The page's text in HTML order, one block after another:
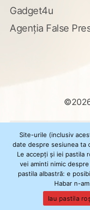
Gadget4u
Agenția False
după:
Theme
Site-urile (inclusiv
date despre sesiunea ta
Le accepți și iei pastila
vei aminti nimic
pastila albastră: e
Habar n-
Iau pastila